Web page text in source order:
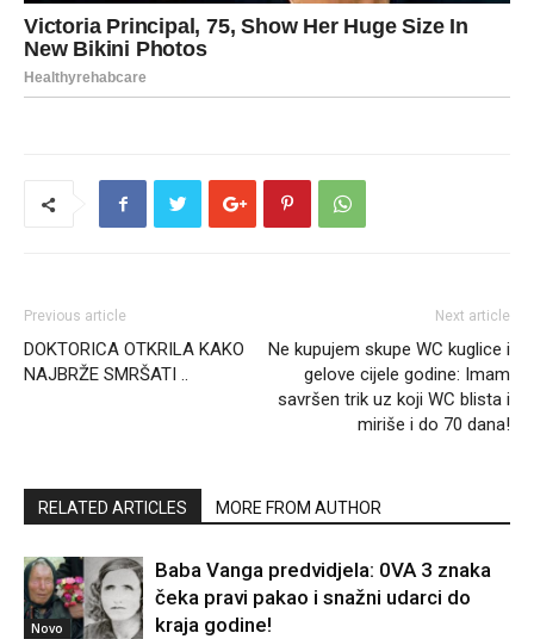
Previous article
DOKTORICA OTKRILA KAKO
NAJBRŽE SMRŠATI ..
Next article
Ne kupujem skupe WC kuglice i
gelove cijele godine: Imam
savršen trik uz koji WC blista i
miriše i do 70 dana!
RELATED ARTICLES MORE FROM AUTHOR
Novo
Baba Vanga predvidjela: 0VA 3 znaka
čeka pravi pakao i snažni udarci do
kraja godine!